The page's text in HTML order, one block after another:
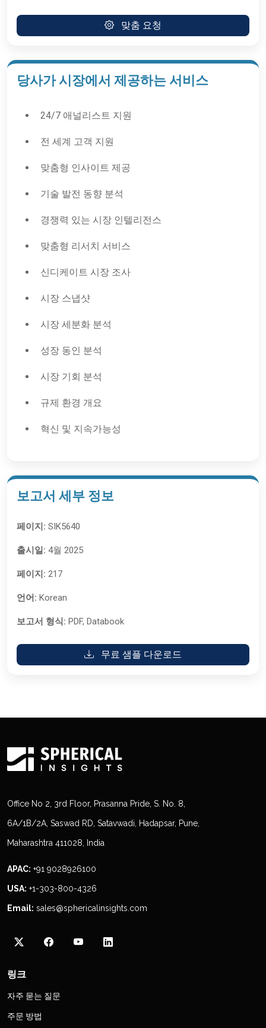
맞춤 요청
당사가 시장에서 제공하는 서비스
24/7 애널리스트 지원
전 세계 고객 지원
맞춤형 인사이트 제공
기술 발전 동향 분석
경쟁력 있는 시장 인텔리전스
맞춤형 리서치 서비스
신디케이트 시장 조사
시장 스냅샷
시장 세분화 분석
성장 동인 분석
시장 기회 분석
규제 환경 개요
혁신 및 지속가능성
보고서 세부 정보
페이지: SIK5640
출시일: 4월 2025
페이지: 217
언어: Korean
보고서 형식: PDF, Databook
무료 샘플 다운로드
Office No 2, 3rd Floor, Prasanna Pride, S. No. 8,
6A/1B/2A, Saswad RD, Satavwadi, Hadapsar, Pune,
Maharashtra 411028, India
APAC: +91 9028926100
USA: +1-303-800-4326
Email: sales@sphericalinsights.com
링크
자주 묻는 질문
주문 방법